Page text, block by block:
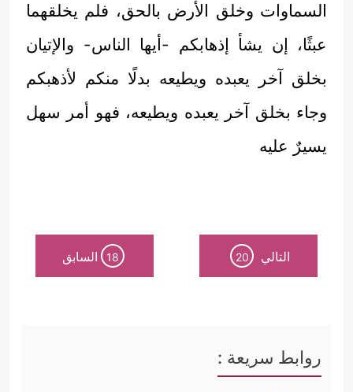
السماوات وخلق الأرض بالحق، فلم يخلقهما
عبثًا، إن يشأ إذهابكم -أيها الناس- والإتيان
بخلق آخر يعبده ويطيعه بدلًا منكم لأذهبكم
وجاء بخلق آخر يعبده ويطيعه، فهو أمر سهل
يسيرٌ عليه
التالي 20
18 السابق
روابط سريعة :